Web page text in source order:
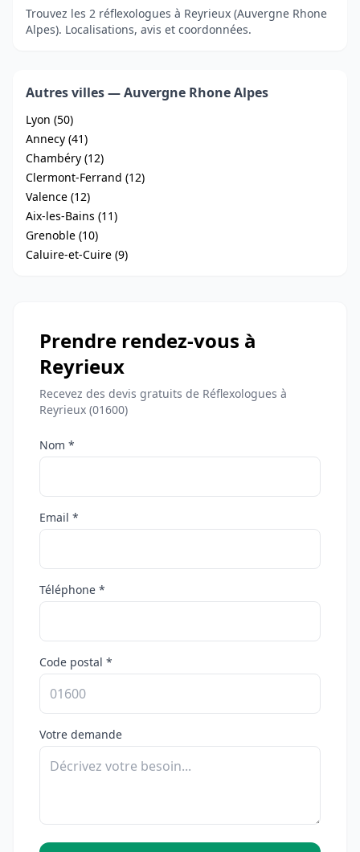
Trouvez les 2 réflexologues à Reyrieux (Auvergne Rhone
Alpes). Localisations, avis et coordonnées.
Autres villes — Auvergne Rhone Alpes
Lyon (50)
Annecy (41)
Chambéry (12)
Clermont-Ferrand (12)
Valence (12)
Aix-les-Bains (11)
Grenoble (10)
Caluire-et-Cuire (9)
Prendre rendez-vous à
Reyrieux
Recevez des devis gratuits de Réflexologues à
Reyrieux (01600)
Nom *
Email *
Téléphone *
Code postal *
Votre demande